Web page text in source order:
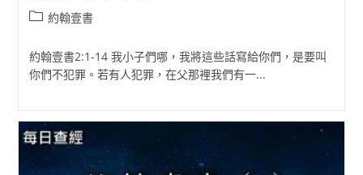
Post約翰壹書
約翰壹書2:1-14 我小子們哪，我將這些話寫給你們，是要叫
你們不犯罪。若有人犯罪，在父那裡我們有一...